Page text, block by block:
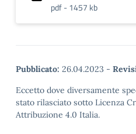
pdf - 1457 kb
Pubblicato: 26.04.2023 -
Eccetto dove diversamente
stato rilasciato sotto Licenza
Attribuzione 4.0 Italia.